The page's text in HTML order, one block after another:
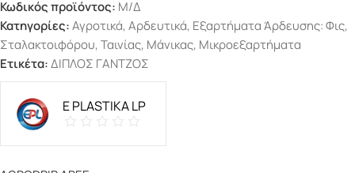
Κωδικός προϊόντος: Μ/Δ
Κατηγορίες:Αγροτικά,Αρδευτικά, Εξαρτήματα Άρδευσης: Φις,
Σταλακτοιφόρου, Ταινίας, Μάνικας, Μικροεξαρτήματα
Ετικέτα:ΔΙΠΛΟΣ ΓΑΝΤΖΟΣ
E PLASTIKA LP